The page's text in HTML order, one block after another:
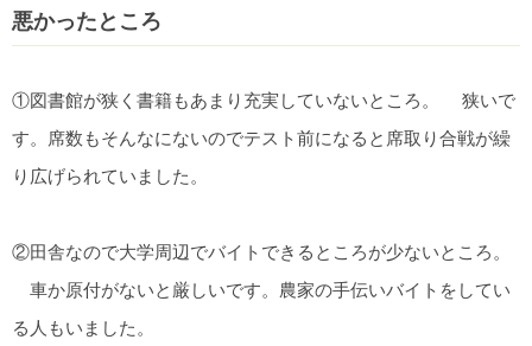
悪かったところ
①図書館が狭く書籍もあまり充実していないところ。 狭いで
す。席数もそんなにないのでテスト前になると席取り合戦が繰
り広げられていました。
②田舎なので大学周辺でバイトできるところが少ないところ。
車か原付がないと厳しいです。農家の手伝いバイトをしてい
る人もいました。